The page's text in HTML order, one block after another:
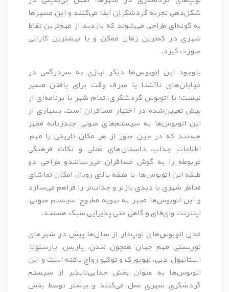
شکل‌دهی تجربه گردشگران ایفا می‌کنند و این مسیرها
به گونه‌ای طراحی می‌شوند که بازدید از مهم‌ترین نقاط
شهری در کمترین زمان ممکن و با بیشترین کارایی
صورت گیرد.
باوجود این اتوبوس‌ها دیگر نیازی به سردرگمی در
خیابان‌های ناآشنا یا صرف وقت برای یافتن مسیر
نیست؛ با اتوبوس گردشگری، تمام شهر با برنامه‌ای از
پیش تعیین‌شده در اختیار مسافران است، بسیاری از
این اتوبوس‌ها به سیستم‌های صوتی چندزبانه مجهز
هستند که در حین عبور از هر مکان تاریخی یا مهم،
اطلاعات جذاب، داستان‌های محلی و نکات فرهنگی
مربوطه را به گوش مسافران می‌رسانندو طراحی دو
طبقه این اتوبوس‌ها، با طبقه بالای روباز، امکان تماشای
مناظر شهری با دیدی بازتر و جذاب‌تر را فراهم می‌سازد
و این اتوبوس‌ها مجهز به تهویه مطبوع، سیستم صوتی،
اینترنت وای‌فای و گاهی حتی پذیرایی سبک هستند.
مدل اتوبوس‌هایلوپ‌داراز سال‌ها پیش در شهرهای
توریستی مهم جهان همچون لندن، پاریس، بارسلونا،
استانبول، دبی، نیویورک و توکیو رواج یافته است و این
اتوبوس‌ها به عنوان بخش جدایی‌ناپذیر از سیستم
گردشگری شهری عمل می‌کنند و بیشتر توسط بخش